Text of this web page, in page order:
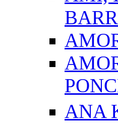
ANA